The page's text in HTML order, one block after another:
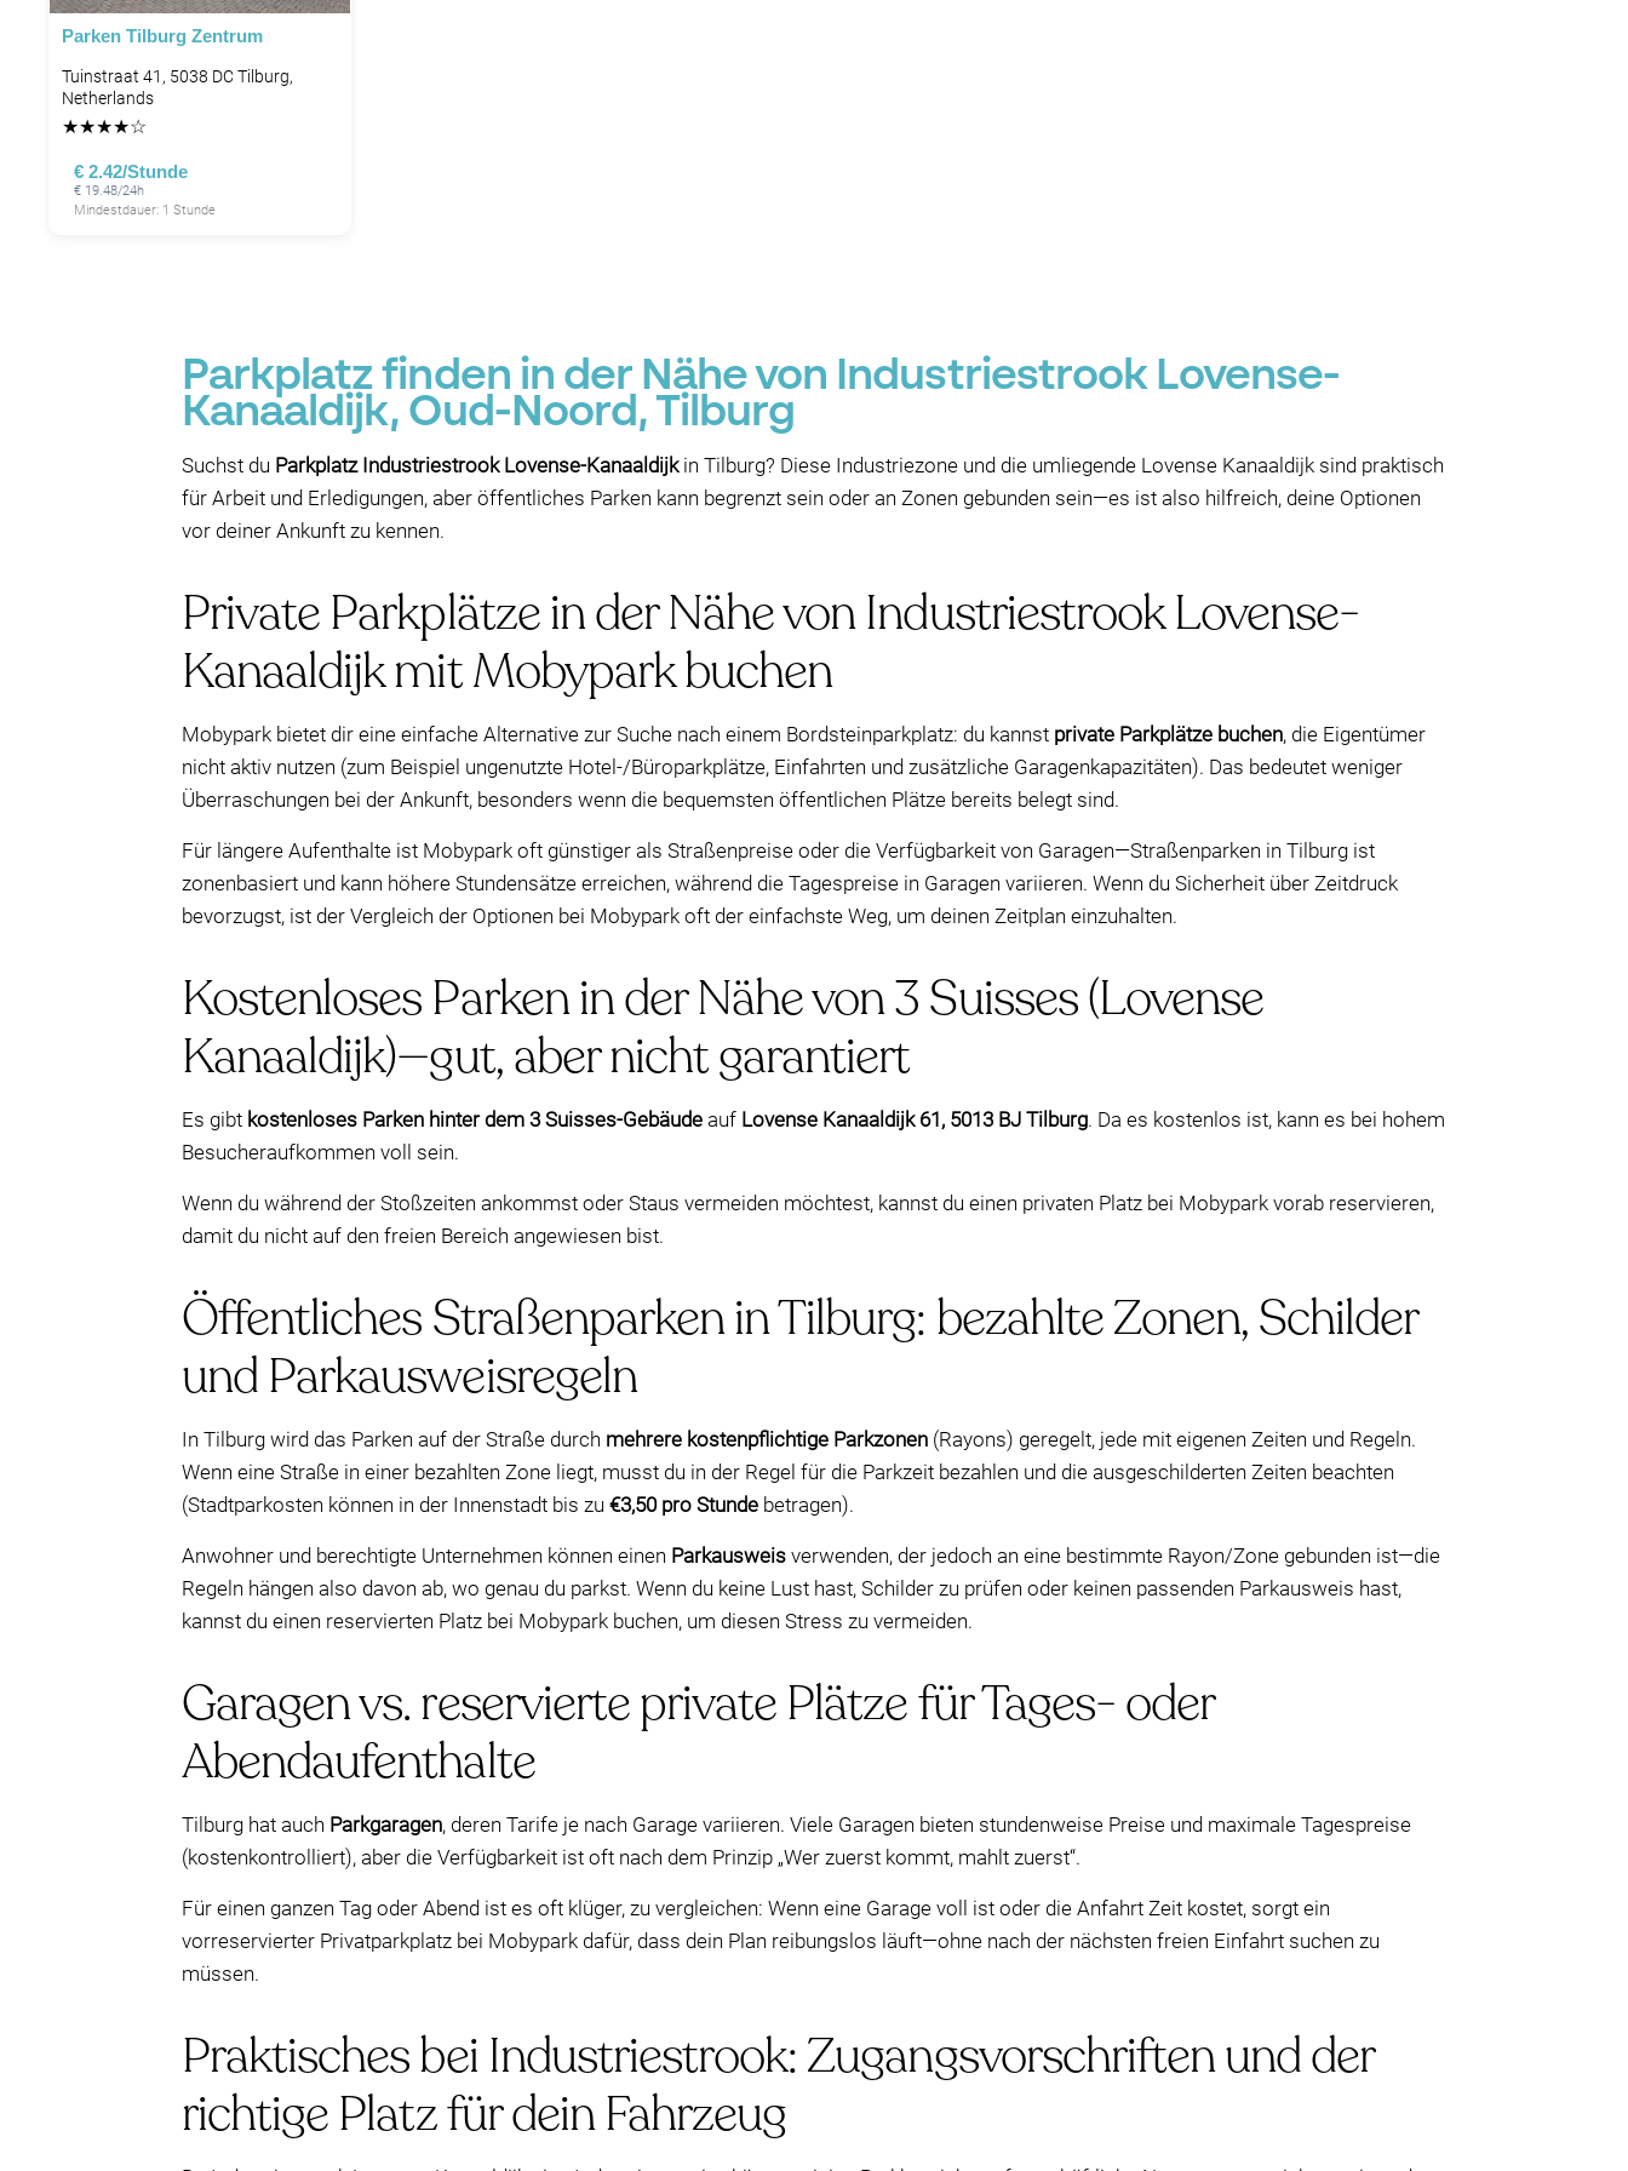
Parken Tilburg Zentrum
Tuinstraat 41, 5038 DC Tilburg,
Netherlands
★★★★☆
€ 2.42/Stunde
€ 19.48/24h
Mindestdauer: 1 Stunde
Parkplatz finden in der Nähe von Industriestrook Lovense-
Kanaaldijk, Oud-Noord, Tilburg
Suchst du Parkplatz Industriestrook Lovense-Kanaaldijkin Tilburg? Diese Industriezone und die umliegende Lovense Kanaaldijk sind praktisch
für Arbeit und Erledigungen, aber öffentliches Parken kann begrenzt sein oder an Zonen gebunden sein—es ist also hilfreich, deine Optionen
vor deiner Ankunft zu kennen.
Private Parkplätze in der Nähe von Industriestrook Lovense-
Kanaaldijk mit Mobypark buchen
Mobypark bietet dir eine einfache Alternative zur Suche nach einem Bordsteinparkplatz: du kannst private Parkplätze buchen, die Eigentümer
nicht aktiv nutzen (zum Beispiel ungenutzte Hotel-/Büroparkplätze, Einfahrten und zusätzliche Garagenkapazitäten). Das bedeutet weniger
Überraschungen bei der Ankunft, besonders wenn die bequemsten öffentlichen Plätze bereits belegt sind.
Für längere Aufenthalte ist Mobypark oft günstiger als Straßenpreise oder die Verfügbarkeit von Garagen—Straßenparken in Tilburg ist
zonenbasiert und kann höhere Stundensätze erreichen, während die Tagespreise in Garagen variieren. Wenn du Sicherheit über Zeitdruck
bevorzugst, ist der Vergleich der Optionen bei Mobypark oft der einfachste Weg, um deinen Zeitplan einzuhalten.
Kostenloses Parken in der Nähe von 3 Suisses (Lovense
Kanaaldijk)—gut, aber nicht garantiert
Es gibt kostenloses Parken hinter dem 3 Suisses-Gebäude auf Lovense Kanaaldijk 61, 5013 BJ Tilburg. Da es kostenlos ist, kann es bei hohem
Besucheraufkommen voll sein.
Wenn du während der Stoßzeiten ankommst oder Staus vermeiden möchtest, kannst du einen privaten Platz bei Mobypark vorab reservieren,
damit du nicht auf den freien Bereich angewiesen bist.
Öffentliches Straßenparken in Tilburg: bezahlte Zonen, Schilder
und Parkausweisregeln
In Tilburg wird das Parken auf der Straße durch mehrere kostenpflichtige Parkzonen (Rayons) geregelt, jede mit eigenen Zeiten und Regeln.
Wenn eine Straße in einer bezahlten Zone liegt, musst du in der Regel für die Parkzeit bezahlen und die ausgeschilderten Zeiten beachten
(Stadtparkosten können in der Innenstadt bis zu €3,50 pro Stunde betragen).
Anwohner und berechtigte Unternehmen können einen Parkausweis verwenden, der jedoch an eine bestimmte Rayon/Zone gebunden ist—die
Regeln hängen also davon ab, wo genau du parkst. Wenn du keine Lust hast, Schilder zu prüfen oder keinen passenden Parkausweis hast,
kannst du einen reservierten Platz bei Mobypark buchen, um diesen Stress zu vermeiden.
Garagen vs. reservierte private Plätze für Tages- oder
Abendaufenthalte
Tilburg hat auch Parkgaragen, deren Tarife je nach Garage variieren. Viele Garagen bieten stundenweise Preise und maximale Tagespreise
(kostenkontrolliert), aber die Verfügbarkeit ist oft nach dem Prinzip „Wer zuerst kommt, mahlt zuerst“.
Für einen ganzen Tag oder Abend ist es oft klüger, zu vergleichen: Wenn eine Garage voll ist oder die Anfahrt Zeit kostet, sorgt ein
vorreservierter Privatparkplatz bei Mobypark dafür, dass dein Plan reibungslos läuft—ohne nach der nächsten freien Einfahrt suchen zu
müssen.
Praktisches bei Industriestrook: Zugangsvorschriften und der
richtige Platz für dein Fahrzeug